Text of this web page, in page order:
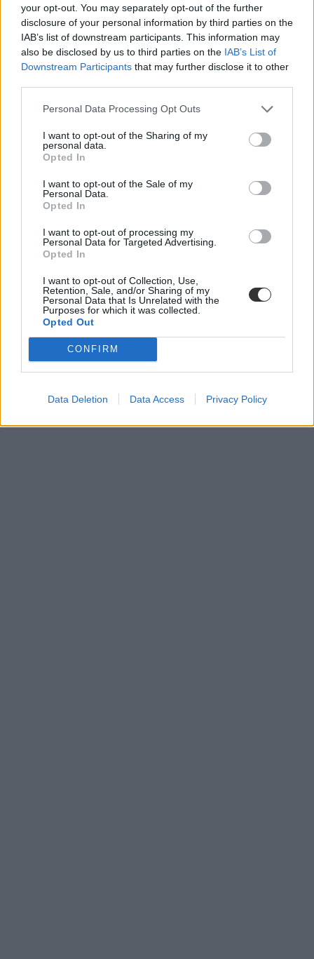
your opt-out. You may separately opt-out of the further
disclosure of your personal information by third parties on the
IAB’s list of downstream participants. This information may
also be disclosed by us to third parties on the IAB’s List of
Downstream Participants that may further disclose it to other
Personal Data Processing Opt Outs
I want to opt-out of the Sharing of my
personal data.
Opted In
I want to opt-out of the Sale of my
Personal Data.
Opted In
I want to opt-out of processing my
Personal Data for Targeted Advertising.
Opted In
I want to opt-out of Collection, Use,
Retention, Sale, and/or Sharing of my
Personal Data that Is Unrelated with the
Purposes for which it was collected.
Opted Out
CONFIRM
Data Deletion Data Access Privacy Policy
pszichológus
Pázmány Péter Katolikus Egyetem
etikai vizsgálat
LMBTQI